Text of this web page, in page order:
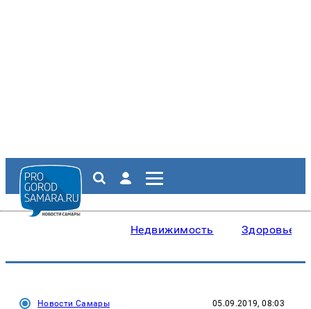
Недвижимость Здоровье
Новости Самары 05.09.2019, 08:03